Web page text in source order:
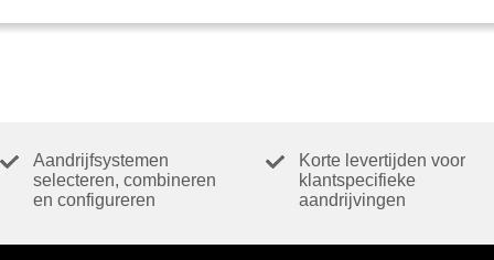
Aandrijfsystemen
selecteren, combineren
en configureren
Korte levertijden voor
klantspecifieke
aandrijvingen